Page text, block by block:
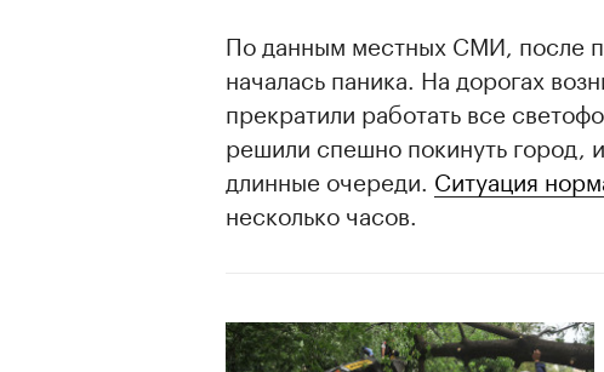
По данным местных СМИ, после
началась паника. На дорогах
прекратили работать все
решили спешно покинуть город,
длинные очереди. Ситуация
несколько часов.